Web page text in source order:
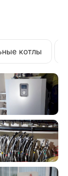
котлы